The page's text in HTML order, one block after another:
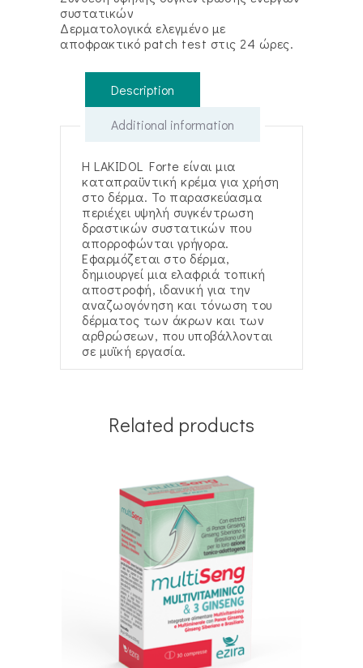
συστατικών
Δερματολογικά ελεγμένο με
αποφρακτικό patch test στις 24 ώρες.
Description
Additional information
Η LAKIDOL Forte είναι μια
καταπραϋντική κρέμα για χρήση
στο δέρμα. Το παρασκεύασμα
περιέχει υψηλή συγκέντρωση
δραστικών συστατικών που
απορροφώνται γρήγορα.
Εφαρμόζεται στο δέρμα,
δημιουργεί μια ελαφριά τοπική
αποστροφή, ιδανική για την
αναζωογόνηση και τόνωση του
δέρματος των άκρων και των
αρθρώσεων, που υποβάλλονται
σε μυϊκή εργασία.
Related products